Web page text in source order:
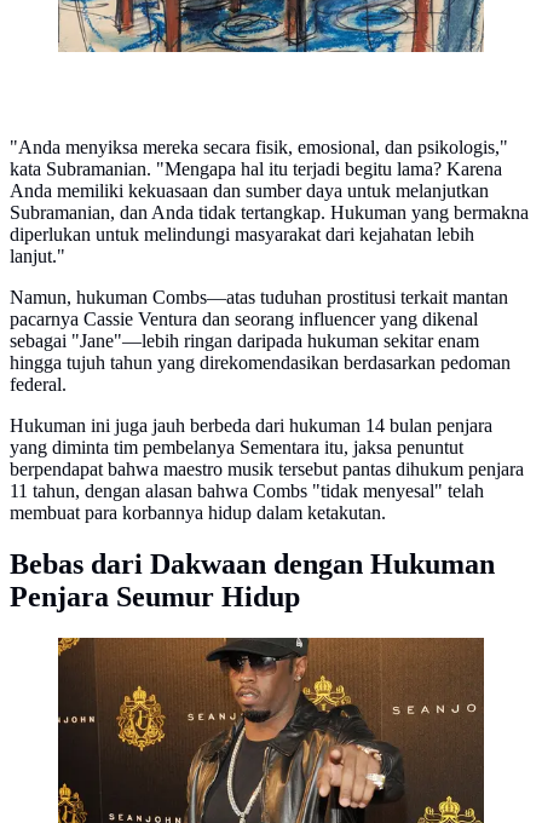
"Anda menyiksa mereka secara fisik, emosional, dan psikologis,"
kata Subramanian. "Mengapa hal itu terjadi begitu lama? Karena
Anda memiliki kekuasaan dan sumber daya untuk melanjutkan
Subramanian, dan Anda tidak tertangkap. Hukuman yang bermakna
diperlukan untuk melindungi masyarakat dari kejahatan lebih
lanjut."
Namun, hukuman Combs—atas tuduhan prostitusi terkait mantan
pacarnya Cassie Ventura dan seorang influencer yang dikenal
sebagai "Jane"—lebih ringan daripada hukuman sekitar enam
hingga tujuh tahun yang direkomendasikan berdasarkan pedoman
federal.
Hukuman ini juga jauh berbeda dari hukuman 14 bulan penjara
yang diminta tim pembelanya Sementara itu, jaksa penuntut
berpendapat bahwa maestro musik tersebut pantas dihukum penjara
11 tahun, dengan alasan bahwa Combs "tidak menyesal" telah
membuat para korbannya hidup dalam ketakutan.
Bebas dari Dakwaan dengan Hukuman
Penjara Seumur Hidup